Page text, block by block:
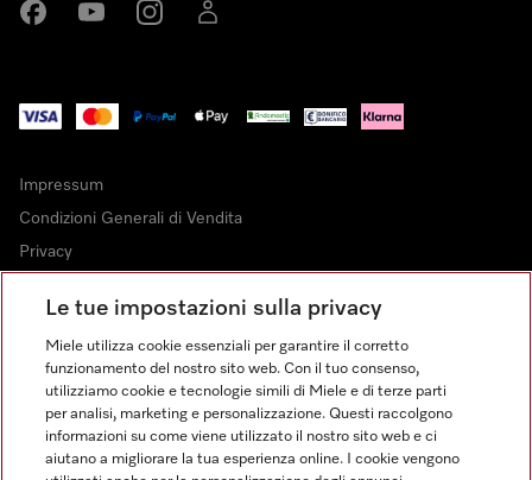
Impressum
Condizioni Generali di Vendita
Privacy
Dichiarazione di Accessibilità
Modulo di recesso
Legge sui servizi digitali
Impostazioni cookie
Le tue impostazioni sulla privacy
Miele utilizza cookie essenziali per garantire il corretto
funzionamento del nostro sito web. Con il tuo consenso,
utilizziamo cookie e tecnologie simili di Miele e di terze parti
per analisi, marketing e personalizzazione. Questi raccolgono
informazioni su come viene utilizzato il nostro sito web e ci
aiutano a migliorare la tua esperienza online. I cookie vengono